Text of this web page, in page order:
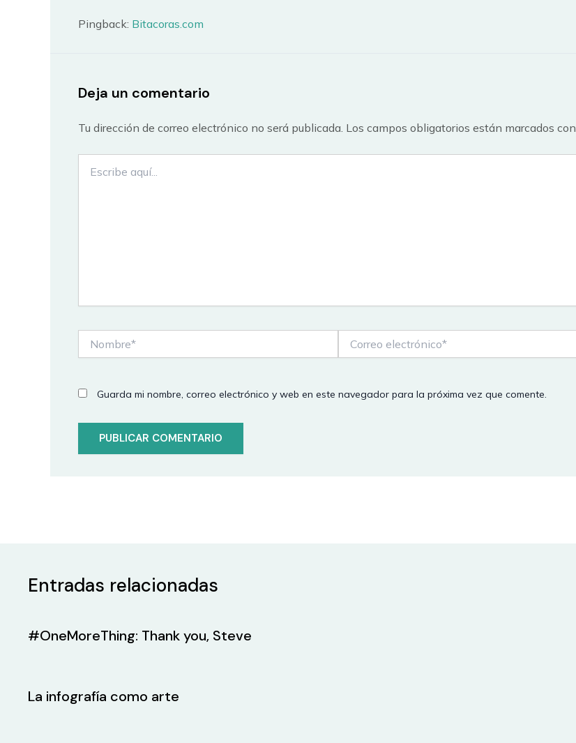
Pingback: Bitacoras.com
Deja un comentario
Tu dirección de correo electrónico no será publicada. Los campos obligatorios están marcados con
aquí...
electrónico*
Guarda mi nombre, correo electrónico y web en este navegador para la próxima vez que comente.
Entradas relacionadas
#OneMoreThing: Thank you, Steve
La infografía como arte